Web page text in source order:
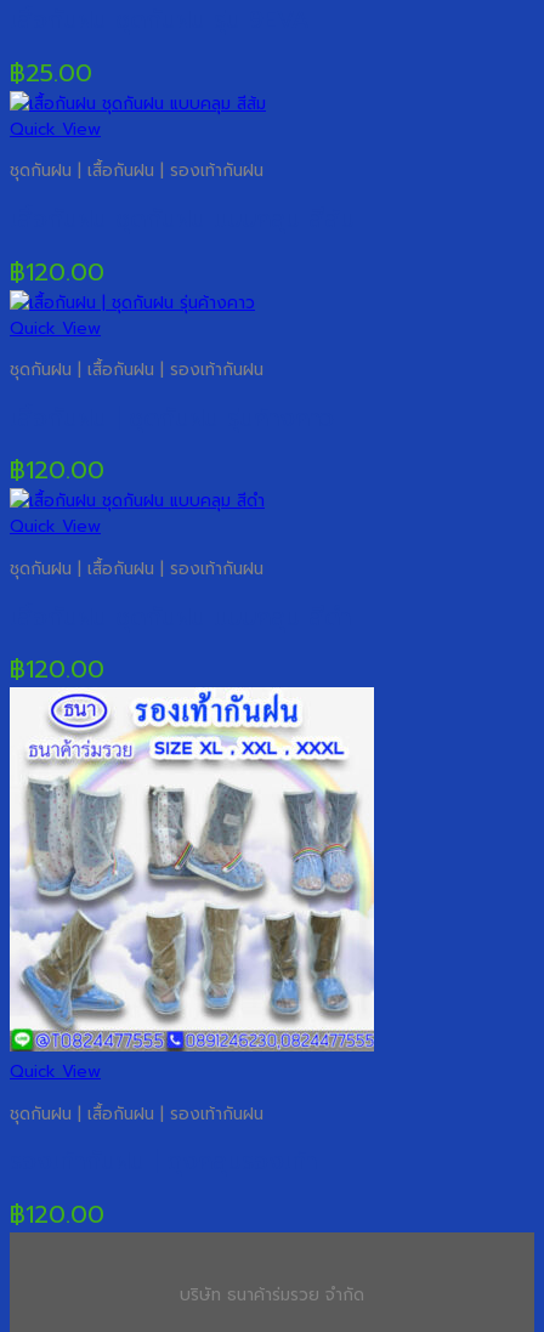
฿25.00
Quick View
ชุดกันฝน | เสื้อกันฝน | รองเท้ากันฝน
฿120.00
Quick View
ชุดกันฝน | เสื้อกันฝน | รองเท้ากันฝน
฿120.00
Quick View
ชุดกันฝน | เสื้อกันฝน | รองเท้ากันฝน
฿120.00
Quick View
ชุดกันฝน | เสื้อกันฝน | รองเท้ากันฝน
฿120.00
บริษัท ธนาค้าร่มรวย จำกัด